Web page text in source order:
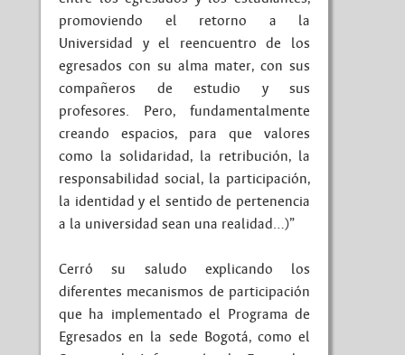
promoviendo el retorno a la
Universidad y el reencuentro de los
egresados con su alma mater, con sus
compañeros de estudio y sus
profesores. Pero, fundamentalmente
creando espacios, para que valores
como la solidaridad, la retribución, la
responsabilidad social, la participación,
la identidad y el sentido de pertenencia
a la universidad sean una realidad…)”
Cerró su saludo explicando los
diferentes mecanismos de participación
que ha implementado el Programa de
Egresados en la sede Bogotá, como el